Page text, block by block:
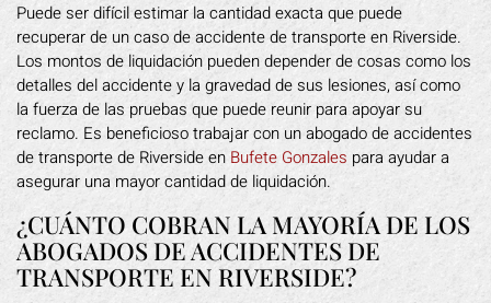
Puede ser difícil estimar la cantidad exacta que puede
recuperar de un caso de accidente de transporte en Riverside.
Los montos de liquidación pueden depender de cosas como los
detalles del accidente y la gravedad de sus lesiones, así como
la fuerza de las pruebas que puede reunir para apoyar su
reclamo. Es beneficioso trabajar con un abogado de accidentes
de transporte de Riverside en Bufete Gonzales para ayudar a
asegurar una mayor cantidad de liquidación.
¿CUÁNTO COBRAN LA MAYORÍA DE LOS
ABOGADOS DE ACCIDENTES DE
TRANSPORTE EN RIVERSIDE?